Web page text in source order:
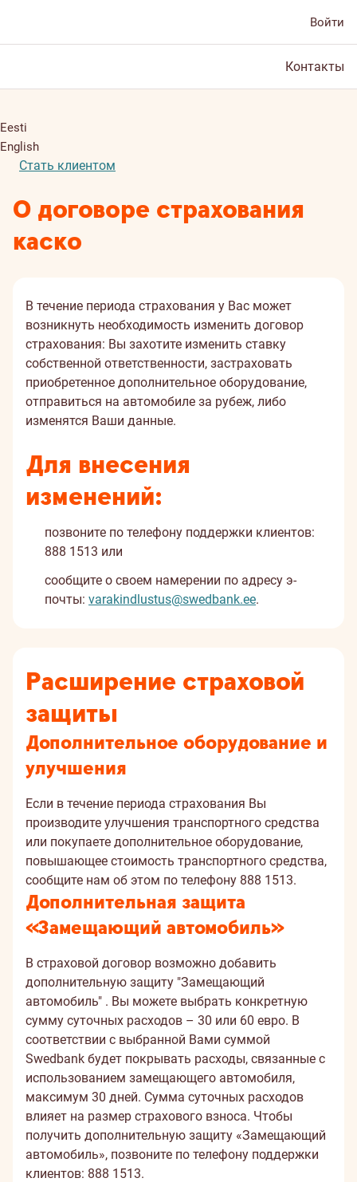
Войти
Контакты
Eesti
English
Стать клиентом
О договоре страхования
каско
В течение периода страхования у Вас может
возникнуть необходимость изменить договор
страхования: Вы захотите изменить ставку
собственной ответственности, застраховать
приобретенное дополнительное оборудование,
отправиться на автомобиле за рубеж, либо
изменятся Ваши данные.
Для внесения
изменений:
позвоните по телефону поддержки клиентов:
888 1513 или
сообщите о своем намерении по адресу э-
почты: varakindlustus@swedbank.ee.
Расширение страховой
защиты
Дополнительное оборудование и
улучшения
Если в течение периода страхования Вы
производите улучшения транспортного средства
или покупаете дополнительное оборудование,
повышающее стоимость транспортного средства,
сообщите нам об этом по телефону 888 1513.
Дополнительная защита
«Замещающий автомобиль»
В страховой договор возможно добавить
дополнительную защиту "Замещающий
автомобиль" . Вы можете выбрать конкретную
сумму суточных расходов – 30 или 60 евро. В
соответствии с выбранной Вами суммой
Swedbank будет покрывать расходы, связанные с
использованием замещающего автомобиля,
максимум 30 дней. Сумма суточных расходов
влияет на размер страхового взноса. Чтобы
получить дополнительную защиту «Замещающий
автомобиль», позвоните по телефону поддержки
клиентов: 888 1513.